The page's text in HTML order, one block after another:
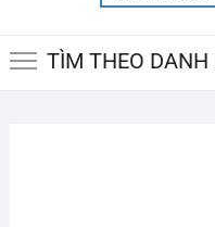
TÌM THEO DANH